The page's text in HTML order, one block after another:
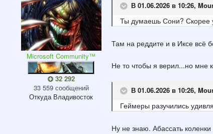
Microsoft Community™
32 292
33 559 сообщений
Откуда Владивосток
В 01.06.2026 в 10:26,
Ты думаешьСони? Скорее
Там на реддите и в Иксе всё
Не то чтобы я верил...но мне
В 01.06.2026 в 10:26,
Геймеры разучились
Ну не знаю. Абассать